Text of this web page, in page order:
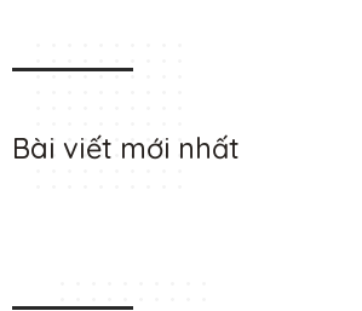
Bài viết mới nhất